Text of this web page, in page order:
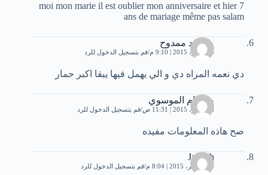
moi mon marie il est oublier mon anniversaire et hier 7
ans de mariage même pas salam
محمود ممدوح
5 نوفمبر، 2015 | 9:10 م قم بتسجيل الدخول للرد
دي نعمه المراه دي و الي يهمل فيها يبقا اكبر حمار
ضرغام الموسوي
6 نوفمبر، 2015 | 11:31 ص قم بتسجيل الدخول للرد
صح هاذه المعلومات مفيده
Jannah
14 نوفمبر، 2015 | 8:04 م قم بتسجيل الدخول للرد